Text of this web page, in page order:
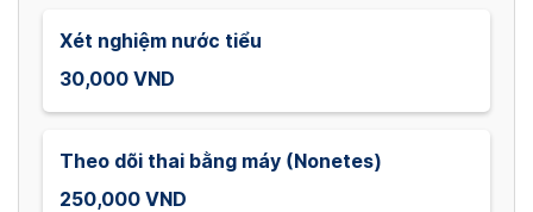
Xét nghiệm nước tiểu
30,000 VND
Theo dõi thai bằng máy (Nonetes)
250,000 VND